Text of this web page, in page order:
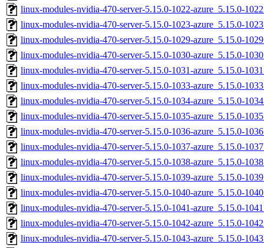
linux-modules-nvidia-470-server-5.15.0-1022-azure_5.15.0-
linux-modules-nvidia-470-server-5.15.0-1023-azure_5.15.0-
linux-modules-nvidia-470-server-5.15.0-1029-azure_5.15.0-
linux-modules-nvidia-470-server-5.15.0-1030-azure_5.15.0-
linux-modules-nvidia-470-server-5.15.0-1031-azure_5.15.0-
linux-modules-nvidia-470-server-5.15.0-1033-azure_5.15.0-
linux-modules-nvidia-470-server-5.15.0-1034-azure_5.15.0-
linux-modules-nvidia-470-server-5.15.0-1035-azure_5.15.0-
linux-modules-nvidia-470-server-5.15.0-1036-azure_5.15.0-
linux-modules-nvidia-470-server-5.15.0-1037-azure_5.15.0-
linux-modules-nvidia-470-server-5.15.0-1038-azure_5.15.0-
linux-modules-nvidia-470-server-5.15.0-1039-azure_5.15.0-
linux-modules-nvidia-470-server-5.15.0-1040-azure_5.15.0-
linux-modules-nvidia-470-server-5.15.0-1041-azure_5.15.0-
linux-modules-nvidia-470-server-5.15.0-1042-azure_5.15.0-
linux-modules-nvidia-470-server-5.15.0-1043-azure_5.15.0-